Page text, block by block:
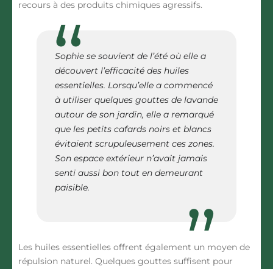
recours à des produits chimiques agressifs.
Sophie se souvient de l’été où elle a
découvert l’efficacité des huiles
essentielles. Lorsqu’elle a commencé
à utiliser quelques gouttes de lavande
autour de son jardin, elle a remarqué
que les petits cafards noirs et blancs
évitaient scrupuleusement ces zones.
Son espace extérieur n’avait jamais
senti aussi bon tout en demeurant
paisible.
Les huiles essentielles offrent également un moyen de
répulsion naturel. Quelques gouttes suffisent pour